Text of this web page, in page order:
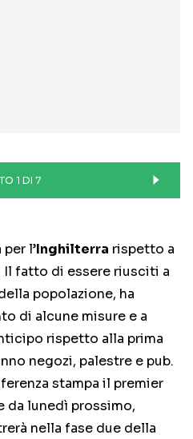
1 DI 7
l’Inghilterra rispetto a
fatto di essere riusciti a
popolazione, ha
di alcune misure e a
rispetto alla prima
negozi, palestre e pub.
stampa il premier
da lunedì prossimo,
nella fase due della